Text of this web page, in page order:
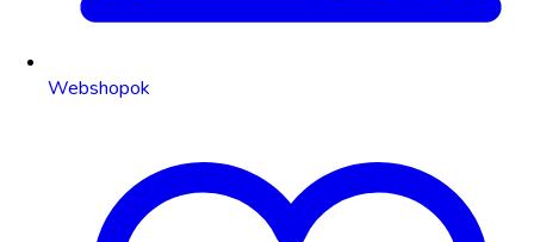
Webshopok